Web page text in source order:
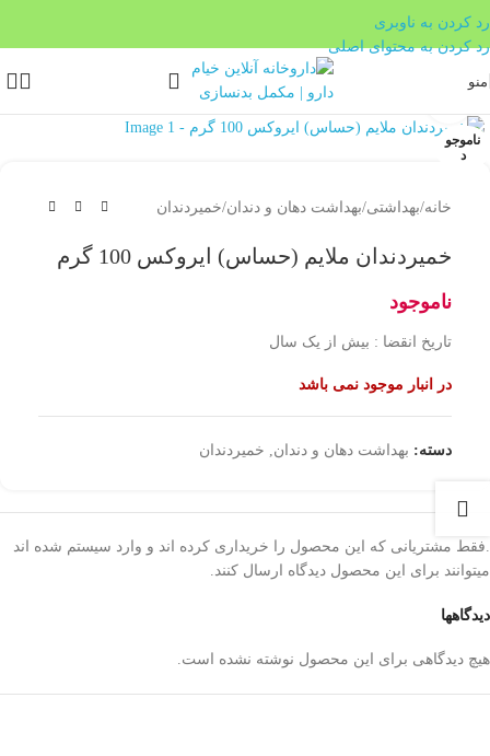
رد کردن به ناوبری
رد کردن به محتوای اصلی
منو
ناموجو
د
بزرگنمایی تصویر
خانه/بهداشتی/بهداشت دهان و دندان/خمیردندان
خمیردندان ملایم (حساس) ایروکس 100 گرم
ناموجود
تاریخ انقضا : بیش از یک سال
در انبار موجود نمی باشد
دسته: بهداشت دهان و دندان خمیردندان
دیدگاهها
هیچ دیدگاهی برای این محصول نوشته نشده است.
.فقط مشتریانی که این محصول را خریداری کرده اند و وارد سیستم شده اند
میتوانند برای این محصول دیدگاه ارسال کنند.